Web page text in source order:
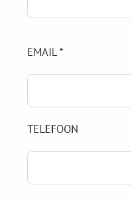
EMAIL *
TELEFOON